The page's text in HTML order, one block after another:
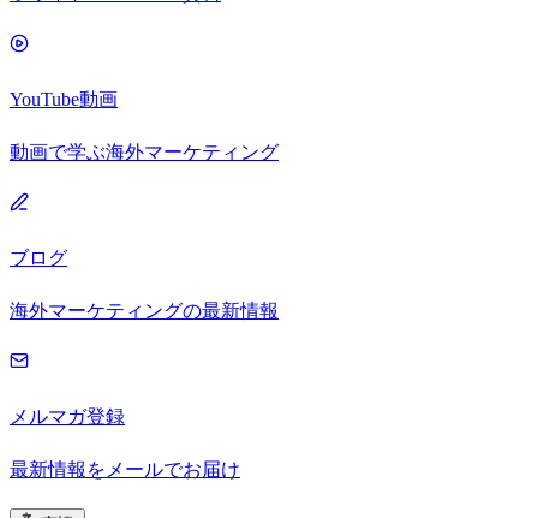
YouTube動画
動画で学ぶ海外マーケティング
ブログ
海外マーケティングの最新情報
メルマガ登録
最新情報をメールでお届け